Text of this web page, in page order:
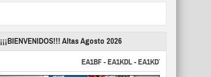
¡¡¡BIENVENIDOS!!! Altas Agosto 2026
EA1BF - EA1KDL - EA1KDT - EA2FBJ -